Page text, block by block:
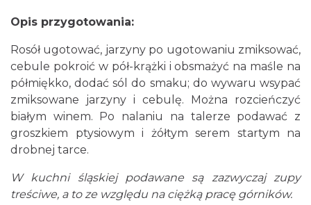
Opis przygotowania:
Rosół ugotować, jarzyny po ugotowaniu zmiksować,
cebule pokroić w pół-krążki i obsmażyć na maśle na
półmiękko, dodać sól do smaku; do wywaru wsypać
zmiksowane jarzyny i cebulę. Można rozcieńczyć
białym winem. Po nalaniu na talerze podawać z
groszkiem ptysiowym i żółtym serem startym na
drobnej tarce.
W kuchni śląskiej podawane są zazwyczaj zupy
treściwe, a to ze względu na ciężką pracę górników.